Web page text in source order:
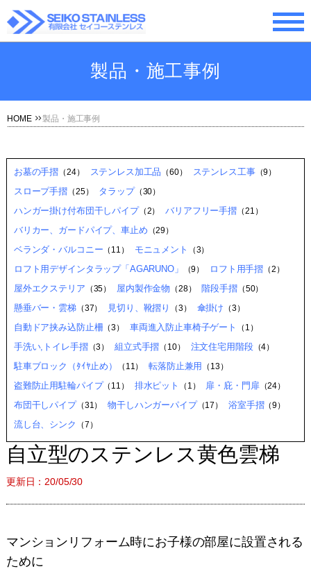
製品・施工事例
HOME 製品・施工事例
お墓の手摺 （24） ステンレス加工品 （60） ステンレス工事（9）
スロープ手摺 （25） タラップ（30）
ハンガー掛け付布団干しパイプ（2） バリアフリー手摺（21）
バリカー、ガードパイプ、車止め （29）
ベランダ・バルコニー （11） モニュメント （3）
ロフト用デザインタラップ「AGARUNO」 （9） ロフト用手摺 （2）
屋外エクステリア （35） 屋内製作金物 （28） 階段手摺（50）
懸垂バー・雲梯（37） 見切り、靴摺り （3） 傘掛け （3）
自動ドア挟み込防止柵 （3） 車両進入防止車椅子ゲート （1）
手洗い,トイレ手摺（3） 組立式手摺 （10） 注文住宅用階段（4）
駐車ブロック（ﾀｲﾔ止め） （11） 転落防止兼用 （13）
盗難防止用駐輪パイプ（11） 排水ピット （1） 扉・庇・門扉（24）
布団干しパイプ（31） 物干しハンガーパイプ（17） 浴室手摺（9）
流し台、シンク （7）
自立型のステンレス黄色雲梯
更新日：20/05/30
マンションリフォーム時にお子様の部屋に設置される
ために